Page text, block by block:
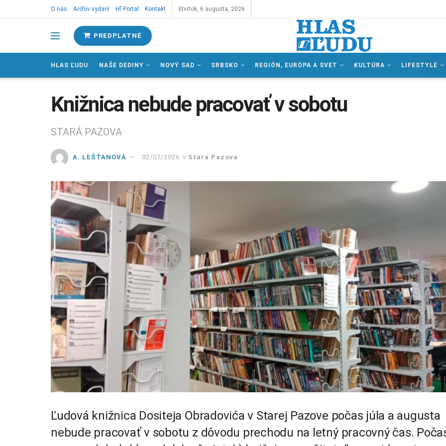
O nás Archív vydaní Hľ Portal Kontakt štvrtok, 6 augusta, 2026
PREDPLATNÉ
HLAS ĽUDU NAŠE DEDINY NOVÝ SAD SRBSKO REGIÓN, EURÓPA A SVET KULTÚRA LIFESTYLE
Knižnica nebude pracovať v sobotu
STARÁ PAZOVA
A. LEŠŤANOVÁ 02/07/2026 v Stará Pazova
Ľudová knižnica Dositeja Obradovića v Starej Pazove počas júla a augusta
nebude pracovať v sobotu z dôvodu prechodu na letný pracovný čas.